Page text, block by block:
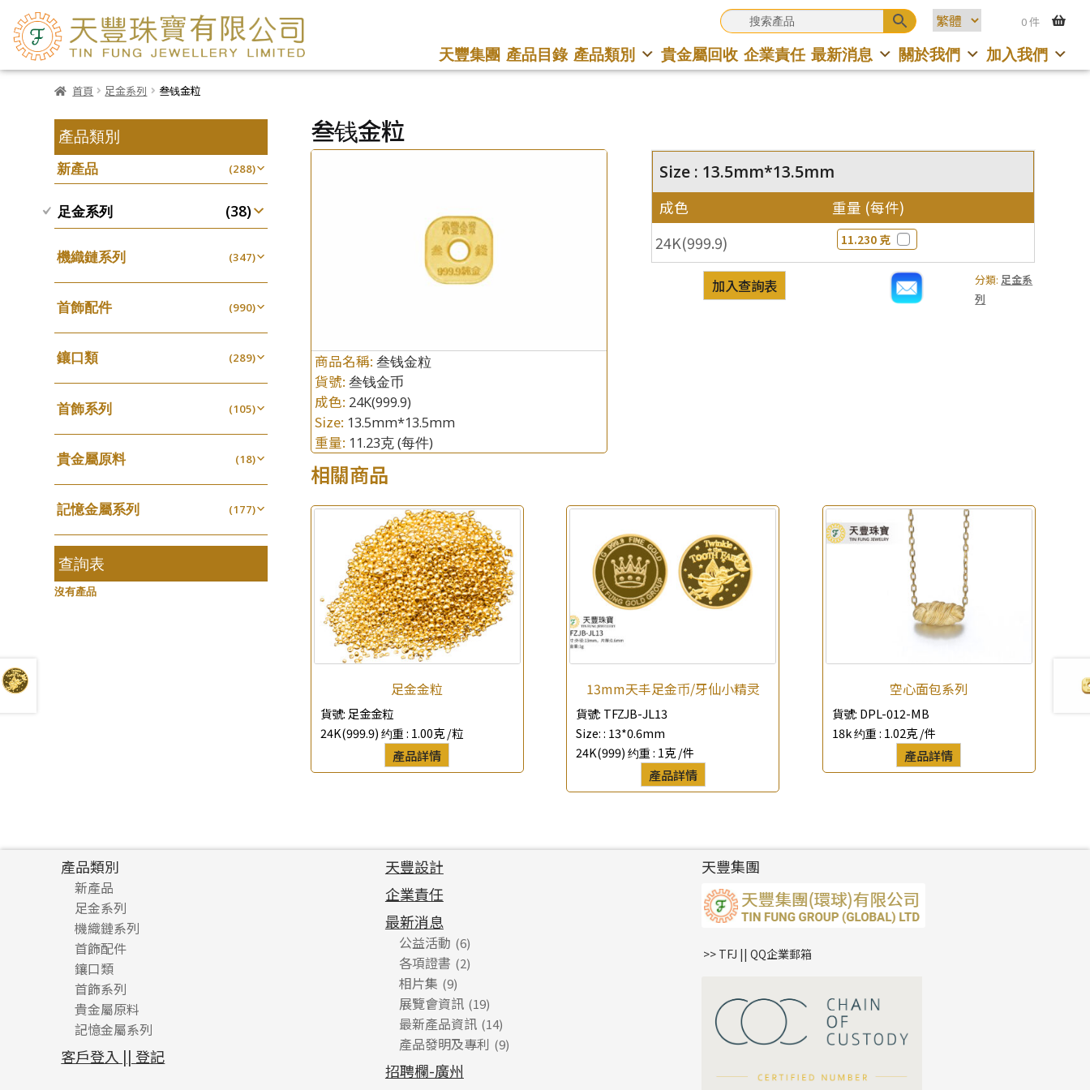
0 件
天豐集團 產品目錄 產品類別 貴金屬回收 企業責任 最新消息 關於我們 加入我們
首頁 足金系列 叁钱金粒
叁钱金粒
產品查詢
*你的名字
*e-mail
*聯絡電話
查詢以下產品
商品名稱: 叁钱金粒
貨號: 叁钱金币
成色: 24K(999.9)
Size: 13.5mm*13.5mm
重量: 11.23克(每件)
Size : 13.5mm*13.5mm
成色 重量 (每件)
24K(999.9) 11.230 克
分類: 足金系
列
加入查詢表
相關商品
足金金粒
貨號: 足金金粒
24K(999.9) 约重 : 1.00克 /粒
產品詳情
13mm天丰足金币/牙仙小精灵
貨號: TFZJB-JL13
Size: : 13*0.6mm
24K(999) 约重 : 1克 /件
產品詳情
空心面包系列
貨號: DPL-012-MB
18k 约重 : 1.02克 /件
產品詳情
產品類別
新產品 (288)
足金系列 (38)
機織鏈系列 (347)
珠仔鏈 (25)
镶口链 (61)
管狀網鏈 (11)
十字鏈系列 (56)
十字車花鏈系列 (48)
十字閃O鏈系列 (27)
十字錘打鏈系列 (17)
側身車花鏈系列 (8)
側身鏈系列
肖邦鏈系列 (14)
雙十字鏈系列 (4)
水波鏈系列
蛇骨鏈系列
方假繩鏈系列
心心鏈系列
首飾配件 (990)
耳環類配件 (341)
卷迫系列 (13)
螺絲迫系列 (15)
梅花迫系列 (19)
平臺迫系列 (74)
綫拍系列 (42)
美拍系列 (16)
耳針系列 (6)
耳環扣系列
耳綫/耳鈎系列
耳環爪頭
鏈類配件
調節珠系列
生圈扣系列
鴨俐制系列
字母吊墜
相盒吊墜 (11)
其他類配件 (161)
珠盤系列 (16)
袖口鈕系列 (7)
焊片及鐳射綫 (2)
空心車花管 (19)
其他 (104)
無孔光身珠 (7)
無孔批花珠
空心批花珠 (22)
鑲口類 (289)
四爪頭系列 (20)
六爪頭系列 (41)
車花片 (35)
動感車花片 (20)
鑲口戒指 (16)
鑲口手鏈系列 (146)
首飾系列 (105)
手镯系列 (8)
戒指系列 (8)
空心耳環 (27)
空心车花管首饰链 (15)
空心手鐲系列 (8)
牛仔鏈
貴金屬原料 (18)
千足金 (18)
記憶金屬系列 (177)
記憶戒指 (30)
拉簧珠珠手鏈
記憶鈦手鐲
查詢表
沒有產品
*你的名字
公司名稱
產品類別
新產品
足金系列
足金配件
機織鏈系列
珠仔鏈
镶口链
管狀網鏈
十字車花鏈系列
十字閃O鏈系列
十字錘打鏈系列
側身車花鏈系列
首飾配件
耳環類配件
卷迫系列
螺絲迫系列
梅花迫系列
平臺迫系列
綫拍系列
鏈類配件
動感車花吊墜
調節珠系列
生圈扣系列
龍蝦扣系列
其他類配件
珠盤系列
袖口鈕系列
焊片及鐳射綫
珠類配件
無孔光身珠
空心光身珠
鑲口類
四爪頭系列
六爪頭系列
車花片
動感車花片
鑲口戒指
首飾系列
手镯系列
戒指系列
空心耳環
空心车花管首饰链
貴金屬原料
千足金
記憶金屬系列
記憶戒指
拉簧珠珠手鏈
客戶登入 || 登記
天豐設計
企業責任
最新消息
公益活動 (6)
各項證書 (2)
相片集 (9)
展覽會資訊 (19)
最新產品資訊 (14)
產品發明及專利 (9)
招聘欄-廣州
天豐集團
>> TFJ || QQ企業郵箱